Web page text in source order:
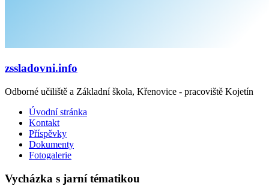
zssladovni.info
Odborné učiliště a Základní škola, Křenovice - pracoviště Kojetín
Úvodní stránka
Kontakt
Příspěvky
Dokumenty
Fotogalerie
Vycházka s jarní tématikou